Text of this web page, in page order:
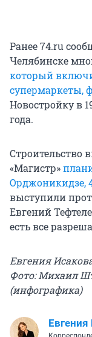
Ранее 74.ru
Челябинске
который
супермаркеты,
Новостройку в
года.
Строительство
«Магистр»
Орджоникидзе,
выступили
Евгений
есть все
Евгения
Фото: Михаил
(инфографика)